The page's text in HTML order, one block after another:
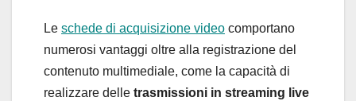
Le schede di acquisizione video comportano
numerosi vantaggi oltre alla registrazione del
contenuto multimediale, come la capacità di
realizzare delle trasmissioni in streaming live